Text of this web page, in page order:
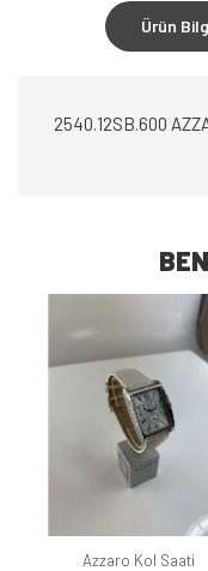
Ürün
2540.12SB.600
Azzaro Kol Saati